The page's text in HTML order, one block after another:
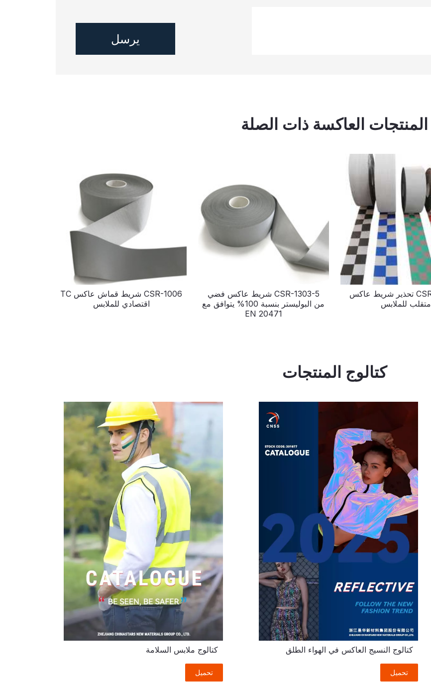
المنتجات العاكسة ذات الصلة
CSR-PROO1 تحذير شريط عاكس
متقلب للملابس
CSR-1303-5 شريط عاكس فضي
من البوليستر بنسبة 100% يتوافق مع
EN 20471
CSR-1006 شريط قماش عاكس TC
اقتصادي للملابس
كتالوج المنتجات
كتالوج النسيج العاكس في الهواء الطلق
تحميل
كتالوج ملابس السلامة
تحميل